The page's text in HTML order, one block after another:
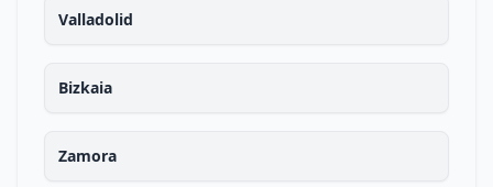
Valladolid
Bizkaia
Zamora